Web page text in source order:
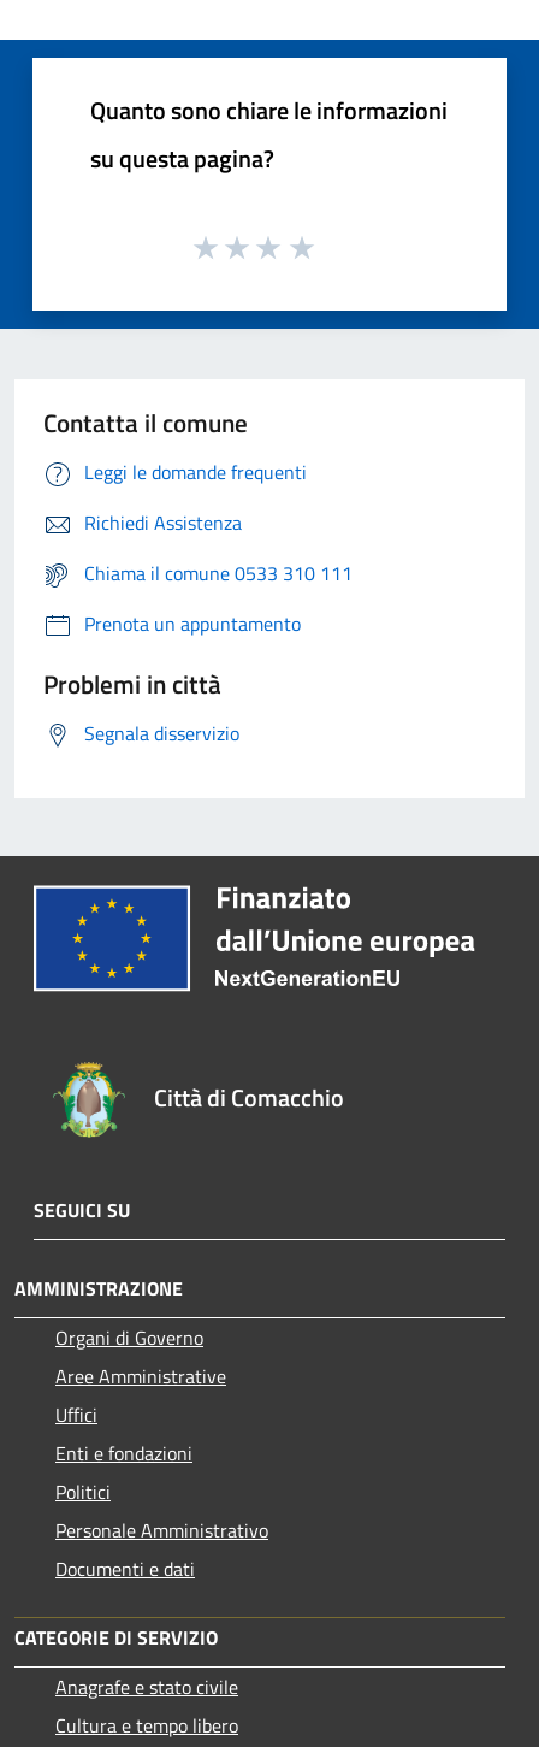
Quanto sono chiare le informazioni
su questa pagina?
Contatta il comune
Leggi le domande frequenti
Richiedi Assistenza
Chiama il comune 0533 310 111
Prenota un appuntamento
Problemi in città
Segnala disservizio
Città di Comacchio
SEGUICI SU
AMMINISTRAZIONE
Organi di Governo
Aree Amministrative
Uffici
Enti e fondazioni
Politici
Personale Amministrativo
Documenti e dati
CATEGORIE DI SERVIZIO
Anagrafe e stato civile
Cultura e tempo libero